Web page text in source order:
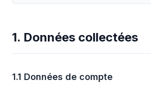
1. Données collectées
1.1 Données de compte